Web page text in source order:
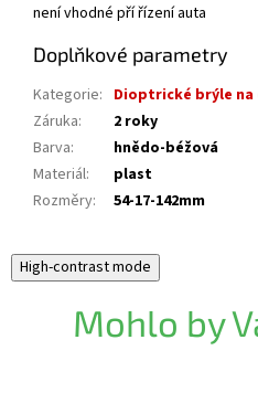
není vhodné pří řízení auta
Doplňkové parametry
Kategorie: Dioptrické brýle na
Záruka:
2 roky
Barva:
hnědo-béžová
Materiál:
plast
Rozměry: 54-17-142mm
High-contrast mode
Mohlo by